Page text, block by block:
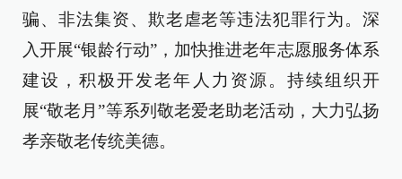
骗、非法集资、欺老虐老等违法犯罪行为。深
入开展“银龄行动”，加快推进老年志愿服务体系
建设，积极开发老年人力资源。持续组织开
展“敬老月”等系列敬老爱老助老活动，大力弘扬
孝亲敬老传统美德。